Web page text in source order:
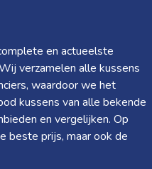
en actueelste
verzamelen alle kussens
waardoor we het
kussens van alle bekende
en vergelijken. Op
beste prijs, maar ook de